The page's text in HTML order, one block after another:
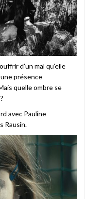
d’un mal qu’elle
présence
quelle ombre se
avec Pauline
Rausin.